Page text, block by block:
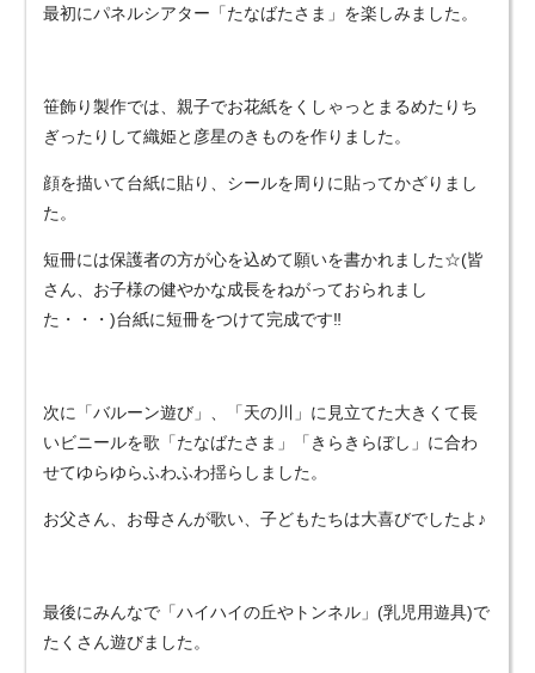
最初にパネルシアター「たなばたさま」を楽しみました。
笹飾り製作では、親子でお花紙をくしゃっとまるめたりち
ぎったりして織姫と彦星のきものを作りました。
顔を描いて台紙に貼り、シールを周りに貼ってかざりまし
た。
短冊には保護者の方が心を込めて願いを書かれました☆(皆
さん、お子様の健やかな成長をねがっておられまし
た・・・)台紙に短冊をつけて完成です‼
次に「バルーン遊び」、「天の川」に見立てた大きくて長
いビニールを歌「たなばたさま」「きらきらぼし」に合わ
せてゆらゆらふわふわ揺らしました。
お父さん、お母さんが歌い、子どもたちは大喜びでしたよ♪
最後にみんなで「ハイハイの丘やトンネル」(乳児用遊具)で
たくさん遊びました。